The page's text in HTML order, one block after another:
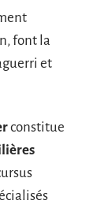
font la
et
constitue